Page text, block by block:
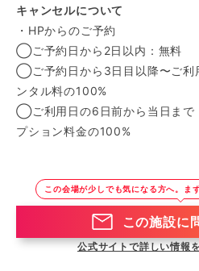
キャンセルについて
・HPからのご予約
◯ご予約日から2日以内：無料
◯ご予約日から3日目以降〜ご利
ンタル料の100%
◯ご利用日の6日前から当日まで
プション料金の100%
この会場が少しでも気になる方へ。ま
この施設に
公式サイトで詳しい情報